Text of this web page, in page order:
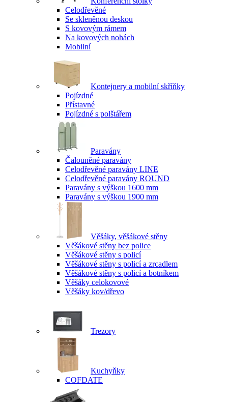
Celodřevěné
Se skleněnou deskou
S kovovým rámem
Na kovových nohách
Mobilní
Kontejnery a mobilní skříňky
Pojízdné
Přístavné
Pojízdné s polštářem
Paravány
Čalouněné paravány
Celodřevěné paravány LINE
Celodřevěné paravány ROUND
Paravány s výškou 1600 mm
Paravány s výškou 1900 mm
Věšáky, věšákové stěny
Věšákové stěny bez police
Věšákové stěny s policí
Věšákové stěny s policí a zrcadlem
Věšákové stěny s policí a botníkem
Věšáky celokovové
Věšáky kov/dřevo
Trezory
Kuchyňky
COFDATE